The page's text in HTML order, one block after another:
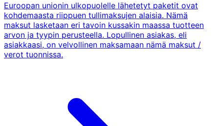
Euroopan unionin ulkopuolelle lähetetyt paketit ovat
kohdemaasta riippuen tullimaksujen alaisia. Nämä
maksut lasketaan eri tavoin kussakin maassa tuotteen
arvon ja tyypin perusteella. Lopullinen asiakas, eli
asiakkaasi, on velvollinen maksamaan nämä maksut /
verot tuonnissa.